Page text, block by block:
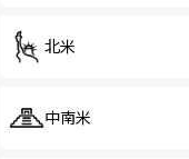
北米
中南米